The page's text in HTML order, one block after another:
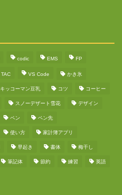
codic EMS FP
TAC VS Code かき氷
キッコーマン豆乳 コツ コーヒー
スノーデザート雪花 デザイン
ペン ペン先
使い方 家計簿アプリ
早起き 書体 梅干し
筆記体 節約 練習 英語